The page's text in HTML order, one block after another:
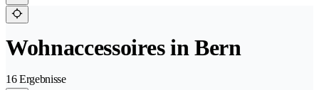
Wohnaccessoires in Bern
16 Ergebnisse